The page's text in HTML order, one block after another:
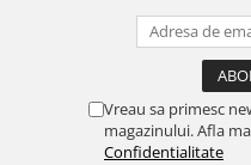
Vreau sa primesc
magazinului. Afla
Confidentialitate